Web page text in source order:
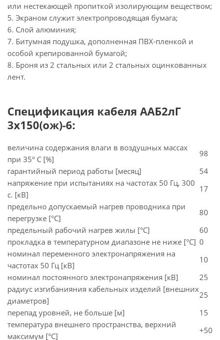
или нестекающей пропиткой изолирующим веществом;
5. Экраном служит электропроводящая бумага;
6. Слой алюминия;
7. Битумная подушка, дополненная ПВХ-пленкой и
особой крепированной бумагой;
8. Броня из 2 стальных или 2 стальных оцинкованных
лент.
Спецификация кабеля ААБ2лГ
3х150(ож)-6:
величина содержания влаги в воздушных массах
при 35° C [%]
98
гарантийный период работы [месяц]
54
напряжение при испытаниях на частотах 50 Гц, 300
с. [кВ]
17
предельно допускаемый нагрев проводника при
перегрузке [°С]
80
предельный рабочий нагрев жилы [°С]
60
прокладка в температурном диапазоне не ниже [°C] 0
номинал переменного электронапряжения на
частотах 50 Гц [кВ]
10
номинал постоянного электронапряжения [кВ]
25
радиус изгибанияния кабельных изделий [внешних
диаметров]
25
перепад уровней, не больше [м]
15
температура внешнего пространства, верхний
максимум [°C]
+50